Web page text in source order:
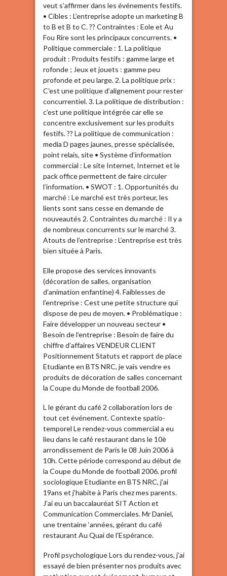
veut s’affirmer dans les événements festifs.
• Cibles : L’entreprise adopte un marketing B
to B et B to C. ?? Contraintes : Eole et Au
Fou Rire sont les principaux concurrents. •
Politique commerciale : 1. La politique
produit : Produits festifs : gamme large et
rofonde ; Jeux et jouets : gamme peu
profonde et peu large. 2. La politique prix :
C’est une politique d’alignement pour rester
concurrentiel. 3. La politique de distribution :
c’est une politique intégrée car elle se
concentre exclusivement sur les produits
festifs. ?? La politique de communication :
media D pages jaunes, presse spécialisée,
point relais, site • Système d’information
commercial : Le site Internet, Internet et le
pack office permettent de faire circuler
l’information. • SWOT : 1. Opportunités du
marché : Le marché est très porteur, les
lients sont sans cesse en demande de
nouveautés 2. Contraintes du marché : Il y a
de nombreux concurrents sur le marché 3.
Atouts de l’entreprise : L’entreprise est très
bien située à Paris.
Elle propose des services innovants
(décoration de salles, organisation
d’animation enfantine) 4. Faiblesses de
l’entreprise : Cest une petite structure qui
dispose de peu de moyen. • Problématique :
Faire développer un nouveau secteur •
Besoin de l’entreprise : Besoin de faire du
chiffre d’affaires VENDEUR CLIENT
Positionnement Statuts et rapport de place
Etudiante en BTS NRC, je vais vendre es
produits de décoration de salles concernant
la Coupe du Monde de football 2006.
L le gérant du café 2 collaboration lors de
tout cet événement. Contexte spatio-
temporel Le rendez-vous commercial a eu
lieu dans le café restaurant dans le 10è
arrondissement de Paris le 08 Juin 2006 à
10h. Cette période correspond au début de
la Coupe du Monde de football 2006. profil
sociologique Etudiante en BTS NRC, j’ai
19ans et j’habite à Paris chez mes parents.
J’ai eu un baccalauréat SIT Action et
Communication Commerciales. Mr Daniel,
une trentaine ‘années, gérant du café
restaurant Au Quai de l’Espérance.
Profil psychologique Lors du rendez-vous, j’ai
essayé de bien présenter nos produits avec